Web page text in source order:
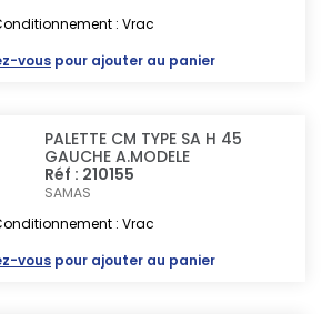
: Vrac
vous pour ajouter au panier
PALETTE CM TYPE SA H 45
GAUCHE A.MODELE
Réf : 210155
SAMAS
: Vrac
vous pour ajouter au panier